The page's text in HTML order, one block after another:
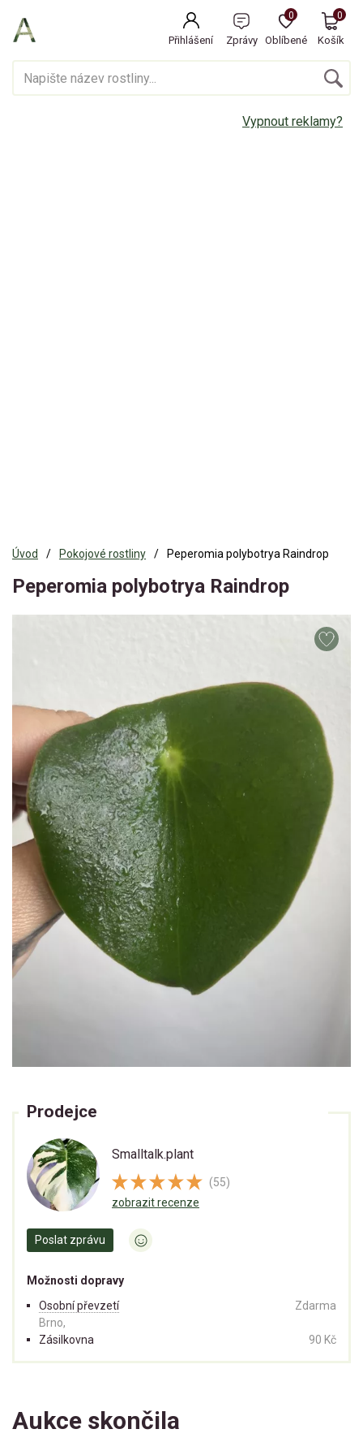
Přihlášení Zprávy Oblíbené
0
Košík
0
Vypnout reklamy?
Úvod Pokojové rostliny Peperomia polybotrya Raindrop
Peperomia polybotrya Raindrop
Prodejce
Smalltalk.plant
(55)
zobrazit recenze
Poslat zprávu
Možnosti dopravy
Osobní převzetí
Brno,
Zdarma
Zásilkovna 90 Kč
Aukce skončila